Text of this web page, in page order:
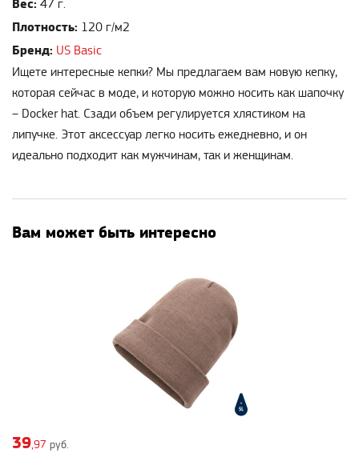
Вес: 47 г.
Плотность: 120 г/м2
Бренд: US Basic
Ищете интересные кепки? Мы предлагаем вам новую кепку,
которая сейчас в моде, и которую можно носить как шапочку
– Docker hat. Сзади объем регулируется хлястиком на
липучке. Этот аксессуар легко носить ежедневно, и он
идеально подходит как мужчинам, так и женщинам.
Вам может быть интересно
39,97 руб.